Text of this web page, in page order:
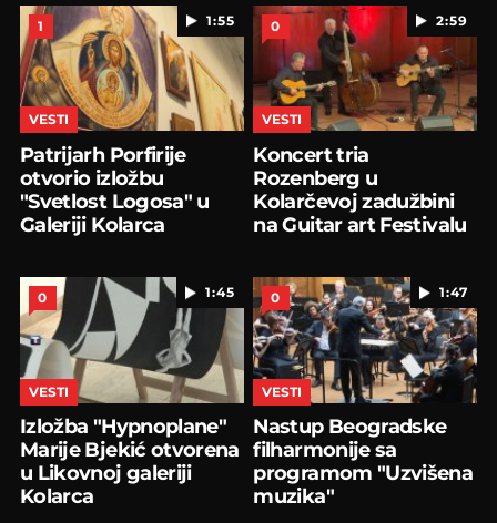
1:55
1
VESTI
Patrijarh Porfirije
otvorio izložbu
"Svetlost Logosa" u
Galeriji Kolarca
2:59
0
VESTI
Koncert tria
Rozenberg u
Kolarčevoj zadužbini
na Guitar art Festivalu
1:45
0
VESTI
Izložba "Hypnoplane"
Marije Bjekić otvorena
u Likovnoj galeriji
Kolarca
1:47
0
VESTI
Nastup Beogradske
filharmonije sa
programom "Uzvišena
muzika"